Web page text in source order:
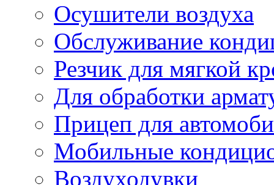
Осушители воздуха
Обслуживание
Резчик для мягкой
Для обработки
Прицеп для
Мобильные
Воздуходувки